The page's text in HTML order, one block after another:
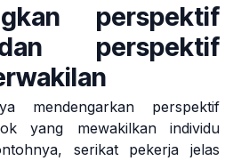
perspektif
perspektif
mendengarkan perspektif
yang mewakilkan individu
serikat pekerja jelas